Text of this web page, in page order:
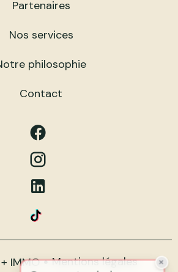
Partenaires
Nos services
philosophie
Contact
IMMO Mentions légales